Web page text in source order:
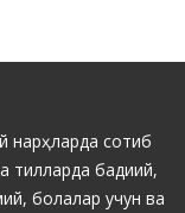
нарҳларда сотиб
тилларда бадиий,
болалар учун ва